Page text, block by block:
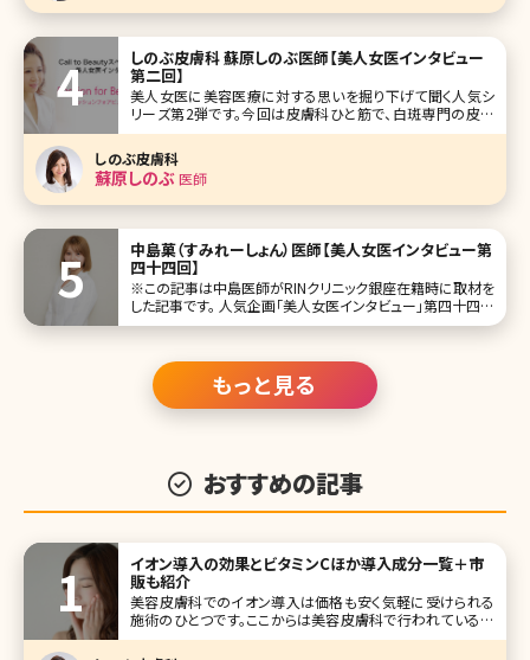
しのぶ皮膚科 蘇原しのぶ医師【美人女医インタビュー
第二回】
美人女医に美容医療に対する思いを掘り下げて聞く人気シ
リーズ第2弾です。今回は皮膚科ひと筋で、白斑専門の皮膚
科の副院長を経て、東京港区三田（東京メトロ南北線、都営
三田線白金高輪駅）で皮膚科・美容皮膚科を開業されたしの
ぶ皮膚科院長の皮膚科医、蘇原しのぶ先生です。 女性の「美」
に貢献したいという熱い気持
しのぶ皮膚科
蘇原しのぶ医師
中島菓（すみれーしょん）医師【美人女医インタビュー第
四十四回】
※この記事は中島医師がRINクリニック銀座在籍時に取材を
した記事です。 人気企画「美人女医インタビュー」第四十四回
は、中島菓（すみれーしょん）先生です。 美容皮膚科専門でフ
勤務しながら、YouTubeでは唯一無二のキャラクターを生か
し美容
もっと見る
おすすめの記事
イオン導入の効果とビタミンCほか導入成分一覧＋市
販も紹介
美容皮膚科でのイオン導入は価格も安く気軽に受けられる
施術のひとつです。ここからは美容皮膚科で行われている最
新のイオン導入の施術について詳しく説明していきます。 2-
1.美容皮膚科のイオン導入は何が違うの? ■マシンの性能